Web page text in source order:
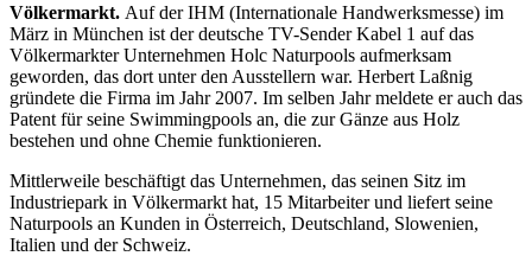
Völkermarkt. Auf der IHM (Internationale Handwerksmesse) im
März in München ist der deutsche TV-Sender Kabel 1 auf das
Völkermarkter Unternehmen Holc Naturpools aufmerksam
geworden, das dort unter den Ausstellern war. Herbert Laßnig
gründete die Firma im Jahr 2007. Im selben Jahr meldete er auch das
Patent für seine Swimmingpools an, die zur Gänze aus Holz
bestehen und ohne Chemie funktionieren.
Mittlerweile beschäftigt das Unternehmen, das seinen Sitz im
Industriepark in Völkermarkt hat, 15 Mitarbeiter und liefert seine
Naturpools an Kunden in Österreich, Deutschland, Slowenien,
Italien und der Schweiz.